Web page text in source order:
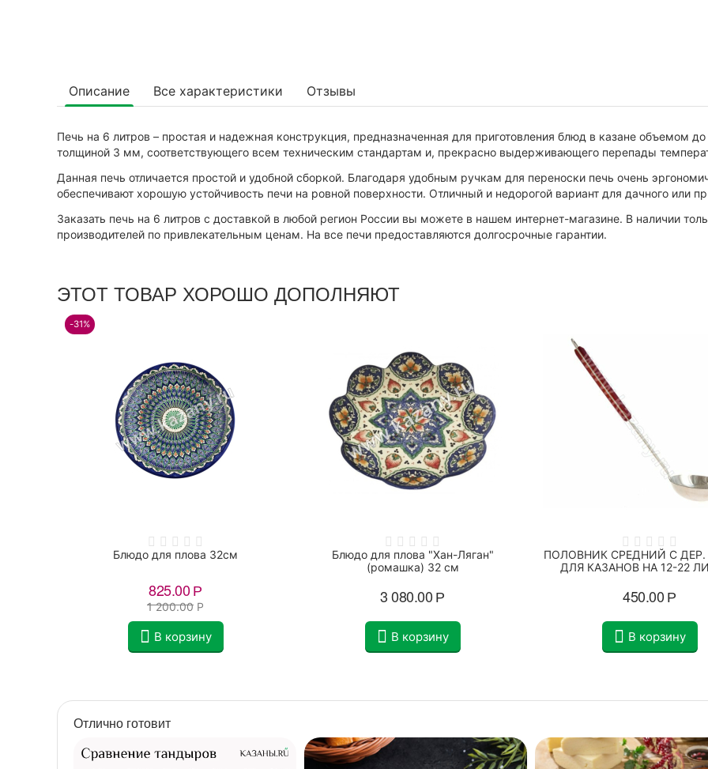
Описание Все характеристики Отзывы
Печь на 6 литров – простая и надежная конструкция, предназначенная для приготовления блюд в казане объемом
толщиной 3 мм, соответствующего всем техническим стандартам и, прекрасно выдерживающего перепады
Данная печь отличается простой и удобной сборкой. Благодаря удобным ручкам для переноски печь очень
обеспечивают хорошую устойчивость печи на ровной поверхности. Отличный и недорогой вариант для дачного или
Заказать печь на 6 литров с доставкой в любой регион России вы можете в нашем интернет-магазине. В наличии
производителей по привлекательным ценам. На все печи предоставляются долгосрочные гарантии.
ЭТОТ ТОВАР ХОРОШО ДОПОЛНЯЮТ
-31%
Блюдо для плова 32см
1 200.00 Р
825.00Р
В корзину
Блюдо для плова "Хан-Ляган"
(ромашка) 32 см
3 080.00Р
В корзину
ПОЛОВНИК СРЕДНИЙ С
ДЛЯ КАЗАНОВ НА 12-22
450.00Р
В корзину
Отлично готовит